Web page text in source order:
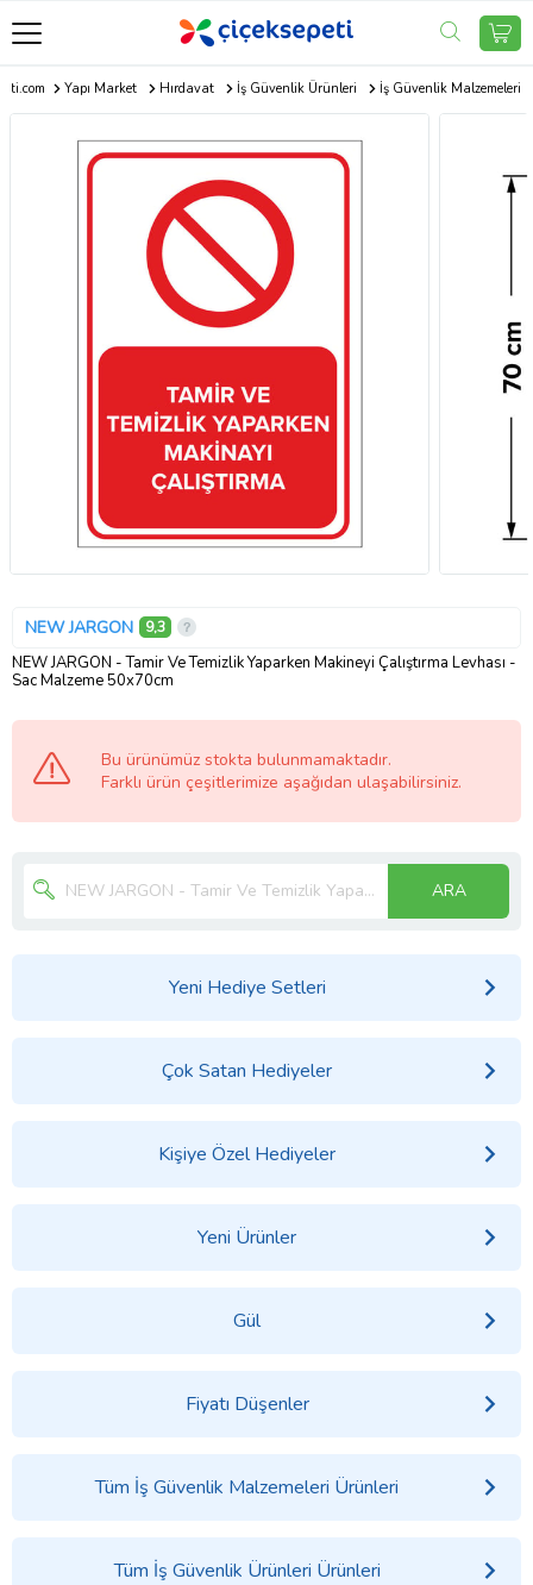
Yapı Market Hırdavat İş Güvenlik Ürünleri İş Güvenlik Malzemeleri
NEW JARGON 9,3
NEW JARGON - Tamir Ve Temizlik Yaparken Makineyi Çalıştırma Levhası -
Sac Malzeme 50x70cm
Bu ürünümüz stokta bulunmamaktadır.
Farklı ürün çeşitlerimize aşağıdan ulaşabilirsiniz.
ARA
Yeni Hediye Setleri
Çok Satan Hediyeler
Kişiye Özel Hediyeler
Yeni Ürünler
Gül
Fiyatı Düşenler
Tüm İş Güvenlik Malzemeleri Ürünleri
Tüm İş Güvenlik Ürünleri Ürünleri